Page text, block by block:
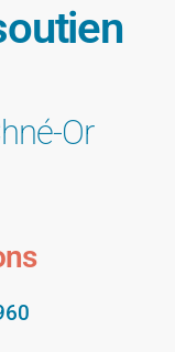
Or